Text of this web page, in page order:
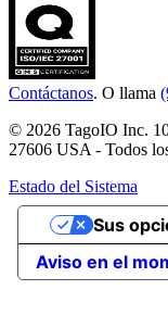
Contáctanos. O llama
© 2026 TagoIO Inc.
27606 USA - Todos
Estado del Sistema
Aviso en el
Sus